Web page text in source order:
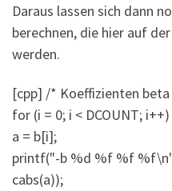
Daraus lassen sich dann
berechnen, die hier auf
werden.
[cpp] /* Koeffizienten
for (i = 0; i < DCOUNT;
a = b[i];
printf("-b %d %f %f
cabs(a));